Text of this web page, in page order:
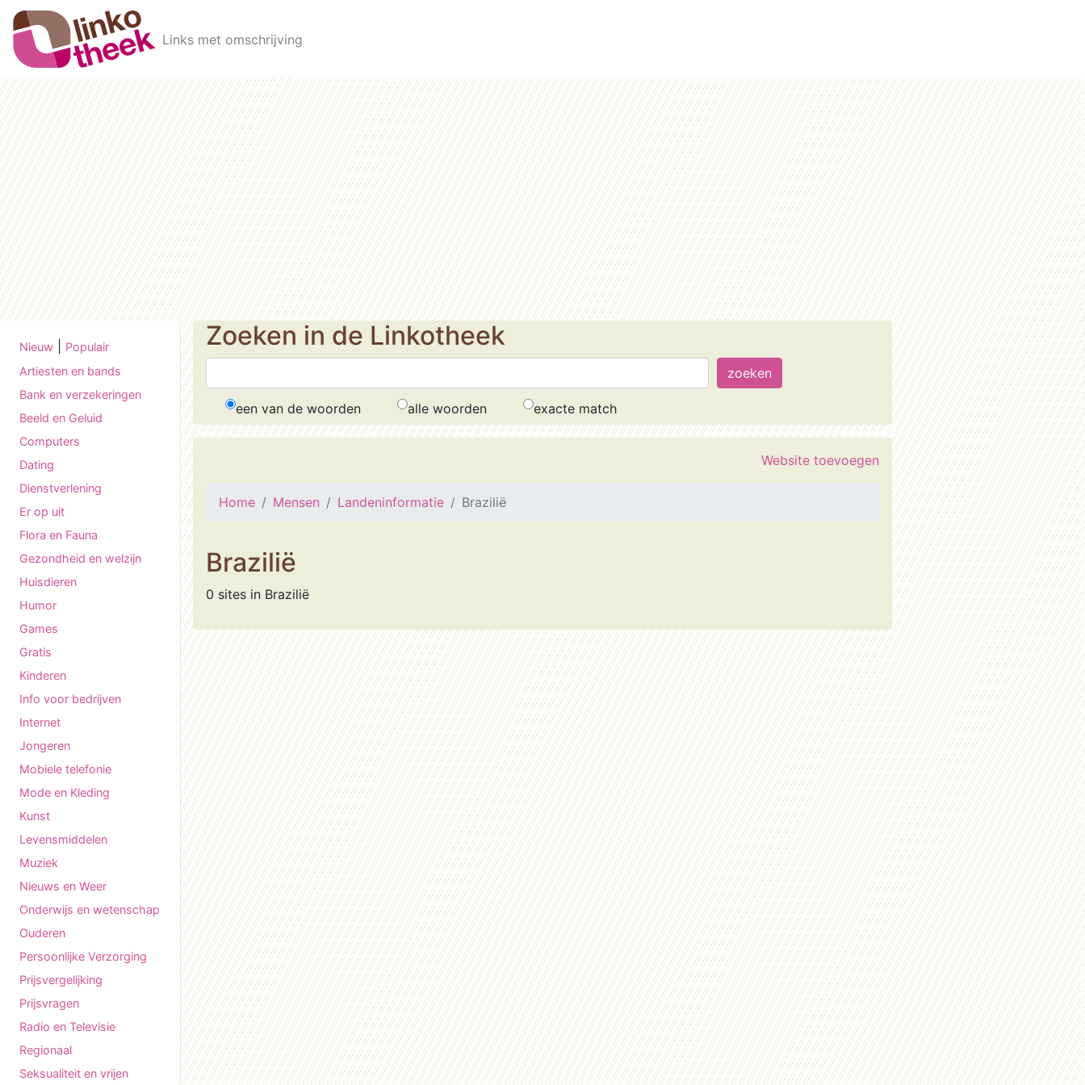
Skip to main content
Links met omschrijving
Nieuw
Populair
Artiesten en bands
Bank en verzekeringen
Beeld en Geluid
Computers
Dating
Dienstverlening
Er op uit
Flora en Fauna
Gezondheid en welzijn
Huisdieren
Humor
Games
Gratis
Kinderen
Info voor bedrijven
Internet
Jongeren
Mobiele telefonie
Mode en Kleding
Kunst
Levensmiddelen
Muziek
Nieuws en Weer
Onderwijs en wetenschap
Ouderen
Persoonlijke Verzorging
Prijsvergelijking
Prijsvragen
Radio en Televisie
Regionaal
Seksualiteit en vrijen
Zoeken in de Linkotheek
een van de woorden alle woorden exacte match
Website toevoegen
Home Mensen Landeninformatie Brazilië
Brazilië
0 sites in Brazilië